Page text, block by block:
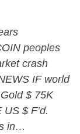
peoples
crash
IF world
$ 75K
$ F’d.
in…